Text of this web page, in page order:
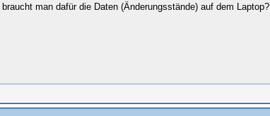
man dafür die Daten (Änderungsstände) auf dem Laptop?